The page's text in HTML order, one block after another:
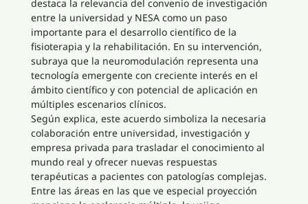
destaca la relevancia del convenio de investigación
entre la universidad y NESA como un paso
importante para el desarrollo científico de la
fisioterapia y la rehabilitación. En su intervención,
subraya que la neuromodulación representa una
tecnología emergente con creciente interés en el
ámbito científico y con potencial de aplicación en
múltiples escenarios clínicos.
Según explica, este acuerdo simboliza la necesaria
colaboración entre universidad, investigación y
empresa privada para trasladar el conocimiento al
mundo real y ofrecer nuevas respuestas
terapéuticas a pacientes con patologías complejas.
Entre las áreas en las que ve especial proyección